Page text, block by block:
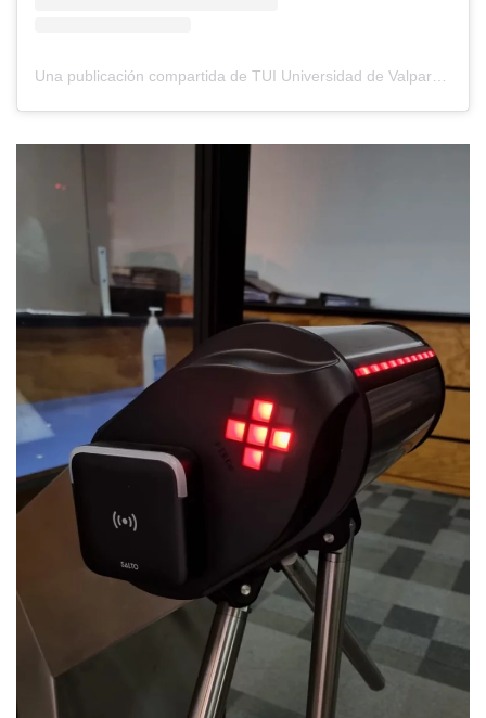
Una publicación compartida de TUI Universidad de Valparaíso (@tui.uv)
Ver Foto